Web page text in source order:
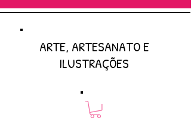
ARTE, ARTESANATO E
ILUSTRAÇÕES